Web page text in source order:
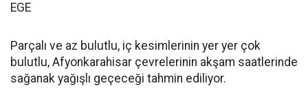
EGE
Parçalı ve az bulutlu, iç kesimlerinin yer yer çok
bulutlu, Afyonkarahisar çevrelerinin akşam saatlerinde
sağanak yağışlı geçeceği tahmin ediliyor.